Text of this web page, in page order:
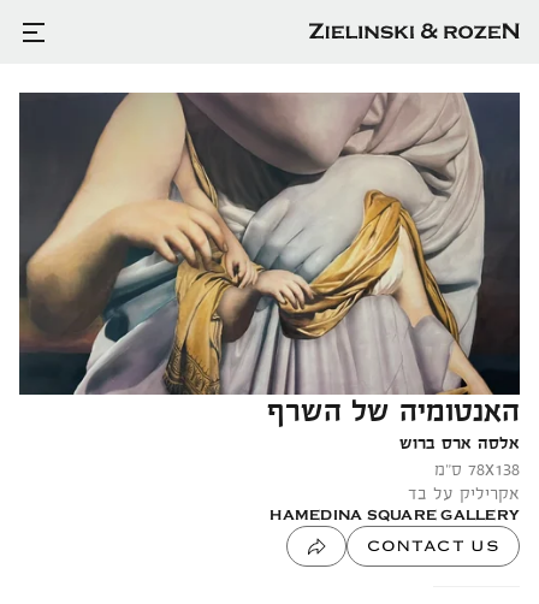
CONTACT US
האנטומיה של השרף
אלסה ארס ברוש
78x
אקריליק על בד
HAMEDINA SQUARE GALLERY